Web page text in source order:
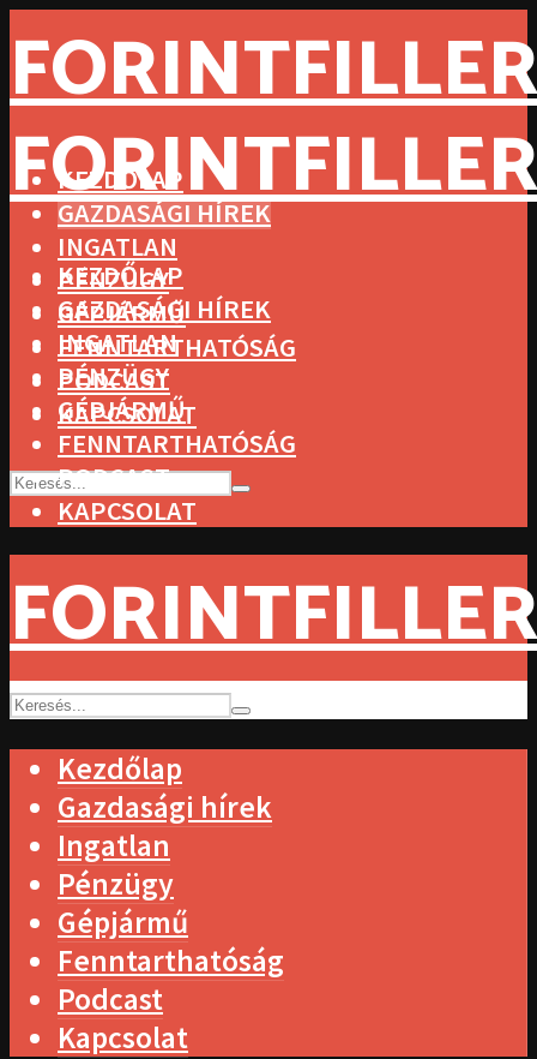
KEZDŐLAP
GAZDASÁGI HÍREK
INGATLAN
PÉNZÜGY
GÉPJÁRMŰ
FENNTARTHATÓSÁG
PODCAST
KAPCSOLAT
KEZDŐLAP
GAZDASÁGI HÍREK
INGATLAN
PÉNZÜGY
GÉPJÁRMŰ
FENNTARTHATÓSÁG
PODCAST
KAPCSOLAT
Kezdőlap
Gazdasági hírek
Ingatlan
Pénzügy
Gépjármű
Fenntarthatóság
Podcast
Kapcsolat